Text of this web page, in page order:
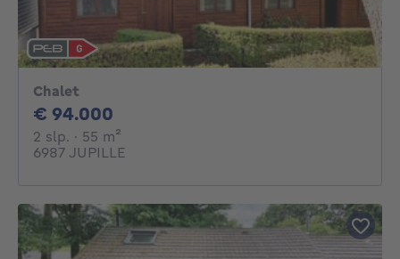
Chalet
€ 94.000
2 slp. 2 slaapkamers
· 55 m²
6987 JUPILLE